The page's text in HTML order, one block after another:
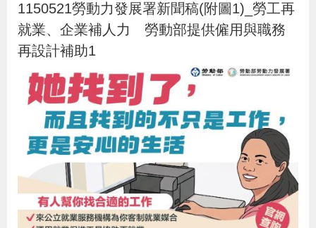
1150521勞動力發展署新聞稿(附圖1)_勞工再
就業、企業補人力 勞動部提供僱用與職務
再設計補助1